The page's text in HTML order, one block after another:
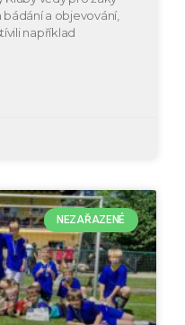
a objevování,
například
NEZAŘAZENÉ